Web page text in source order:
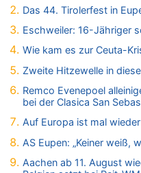
07.08.2026 - 18:31 von
Mark van Bommel offiziell
Zweite Hitzewelle in
07.08.2026 - 17:55 von M
AS Eupen: „Keiner weiß,
07.08.2026 - 16:38 von
Wasserstand des Rheins
07.08.2026 - 16:29 von
Das 44. Tirolerfest in
Eschweiler: 16-Jähriger
Wie kam es zur Ceuta-
Zweite Hitzewelle in
Remco Evenepoel
bei der Clasica San
Auf Europa ist mal
AS Eupen: „Keiner weiß,
Aachen ab 11. August